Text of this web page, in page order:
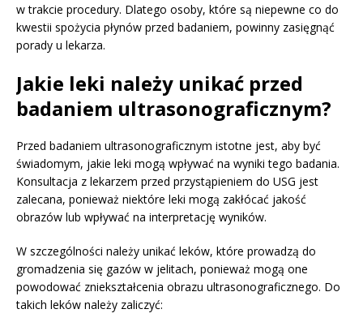
w trakcie procedury. Dlatego osoby, które są niepewne co do
kwestii spożycia płynów przed badaniem, powinny zasięgnąć
porady u lekarza.
Jakie leki należy unikać przed
badaniem ultrasonograficznym?
Przed badaniem ultrasonograficznym istotne jest, aby być
świadomym, jakie leki mogą wpływać na wyniki tego badania.
Konsultacja z lekarzem przed przystąpieniem do USG jest
zalecana, ponieważ niektóre leki mogą zakłócać jakość
obrazów lub wpływać na interpretację wyników.
W szczególności należy unikać leków, które prowadzą do
gromadzenia się gazów w jelitach, ponieważ mogą one
powodować zniekształcenia obrazu ultrasonograficznego. Do
takich leków należy zaliczyć: